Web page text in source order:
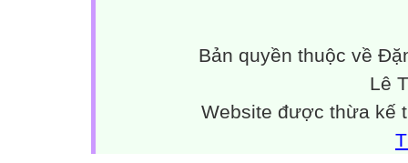
Bản quyền thuộc về
Lê
Website được thừa kế